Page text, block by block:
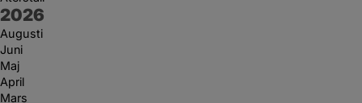
År:
2026
Augusti
Juni
Maj
April
Mars